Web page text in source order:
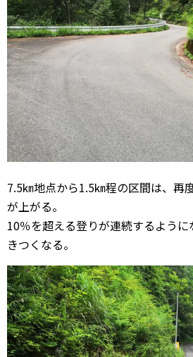
7.5㎞地点から1.5㎞程の区間は、再
が上がる。
10％を超える登りが連続するよう
きつくなる。